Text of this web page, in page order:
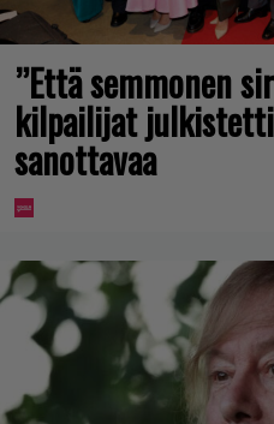
”Että semmonen
kilpailijat
sanottavaa